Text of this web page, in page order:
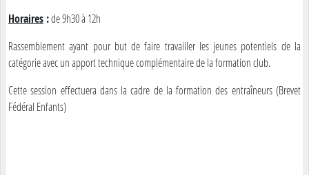
Horaires :de 9h30 à 12h
Rassemblement ayant pour but de faire travailler les jeunes potentiels de la
catégorie avec un apport technique complémentaire de la formation club.
Cette session effectuera dans la cadre de la formation des entraîneurs (Brevet
Fédéral Enfants)